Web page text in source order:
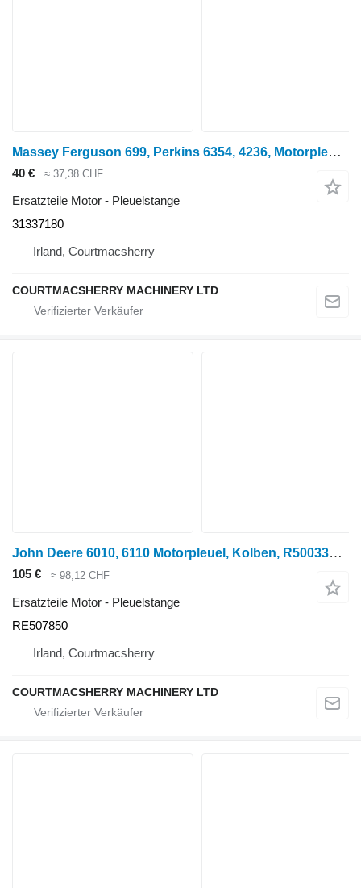
Massey Ferguson 699, Perkins 6354, 4236, Motorpleuel 31337180 Pleuelstange für Radtraktor
40 € ≈ 37,38 CHF
Ersatzteile Motor - Pleuelstange
31337180
Irland, Courtmacsherry
COURTMACSHERRY MACHINERY LTD
John Deere 6010, 6110 Motorpleuel, Kolben, R500335, Re5 RE507850 Pleuelstange für John Deere 6010, 6110, 6210, 6310, 6410, 6510, 6610, 6810, 6910, 6405, 6505, 3200, 3400, 6205, 6505, 6020, 6120, 6220, 6320, 6420, 6520, 6620, 6820, 6920, 6215, 6515 Radtraktor
105 € ≈ 98,12 CHF
Ersatzteile Motor - Pleuelstange
RE507850
Irland, Courtmacsherry
COURTMACSHERRY MACHINERY LTD